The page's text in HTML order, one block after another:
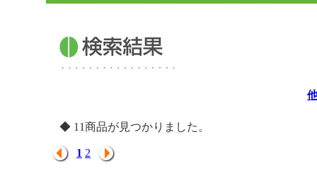
◆ 11商品が見つかりました。
1 2